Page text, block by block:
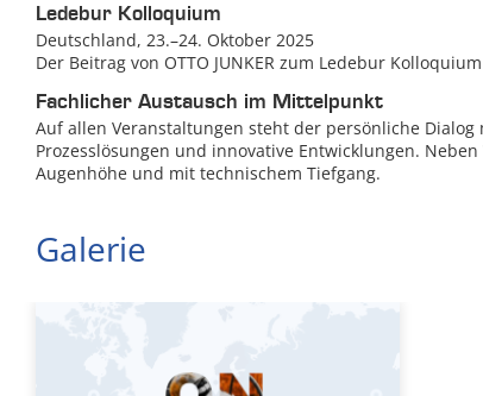
Ledebur Kolloquium
Deutschland, 23.–24. Oktober 2025
Der Beitrag von OTTO JUNKER zum Ledebur
Fachlicher Austausch im Mittelpunkt
Auf allen Veranstaltungen steht der persönliche
Prozesslösungen und innovative Entwicklungen.
Augenhöhe und mit technischem Tiefgang.
Galerie